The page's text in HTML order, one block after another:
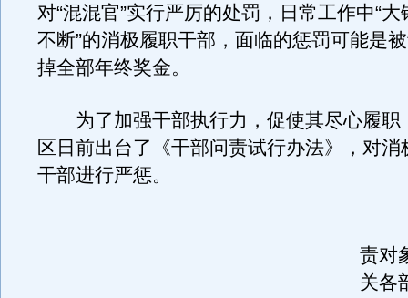
对“混混官”实行严厉的处罚，日常工作中“
不断”的消极履职干部，面临的惩罚可能是
掉全部年终奖金。
为了加强干部执行力，促使其尽心履职
区日前出台了《干部问责试行办法》，对消
干部进行严惩。
责对
关各